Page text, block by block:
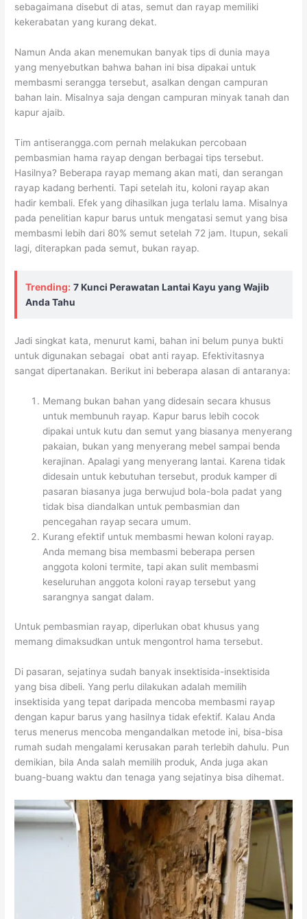
sebagaimana disebut di atas, semut dan rayap memiliki
kekerabatan yang kurang dekat.
Namun Anda akan menemukan banyak tips di dunia maya
yang menyebutkan bahwa bahan ini bisa dipakai untuk
membasmi serangga tersebut, asalkan dengan campuran
bahan lain. Misalnya saja dengan campuran minyak tanah dan
kapur ajaib.
Tim antiserangga.com pernah melakukan percobaan
pembasmian hama rayap dengan berbagai tips tersebut.
Hasilnya? Beberapa rayap memang akan mati, dan serangan
rayap kadang berhenti. Tapi setelah itu, koloni rayap akan
hadir kembali. Efek yang dihasilkan juga terlalu lama. Misalnya
pada penelitian kapur barus untuk mengatasi semut yang bisa
membasmi lebih dari 80% semut setelah 72 jam. Itupun, sekali
lagi, diterapkan pada semut, bukan rayap.
Trending: 7 Kunci Perawatan Lantai Kayu yang Wajib
Anda Tahu
Jadi singkat kata, menurut kami, bahan ini belum punya bukti
untuk digunakan sebagai obat anti rayap. Efektivitasnya
sangat dipertanakan. Berikut ini beberapa alasan di antaranya:
Memang bukan bahan yang didesain secara khusus
untuk membunuh rayap. Kapur barus lebih cocok
dipakai untuk kutu dan semut yang biasanya menyerang
pakaian, bukan yang menyerang mebel sampai benda
kerajinan. Apalagi yang menyerang lantai. Karena tidak
didesain untuk kebutuhan tersebut, produk kamper di
pasaran biasanya juga berwujud bola-bola padat yang
tidak bisa diandalkan untuk pembasmian dan
pencegahan rayap secara umum.
Kurang efektif untuk membasmi hewan koloni rayap.
Anda memang bisa membasmi beberapa persen
anggota koloni termite, tapi akan sulit membasmi
keseluruhan anggota koloni rayap tersebut yang
sarangnya sangat dalam.
Untuk pembasmian rayap, diperlukan obat khusus yang
memang dimaksudkan untuk mengontrol hama tersebut.
Di pasaran, sejatinya sudah banyak insektisida-insektisida
yang bisa dibeli. Yang perlu dilakukan adalah memilih
insektisida yang tepat daripada mencoba membasmi rayap
dengan kapur barus yang hasilnya tidak efektif. Kalau Anda
terus menerus mencoba mengandalkan metode ini, bisa-bisa
rumah sudah mengalami kerusakan parah terlebih dahulu. Pun
demikian, bila Anda salah memilih produk, Anda juga akan
buang-buang waktu dan tenaga yang sejatinya bisa dihemat.